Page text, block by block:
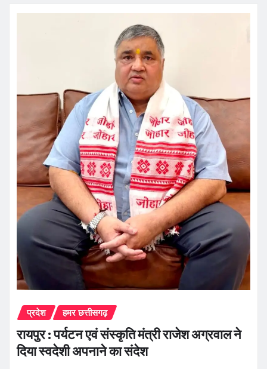
प्रदेश हमर छत्तीसगढ़
रायपुर : पर्यटन एवं संस्कृति मंत्री राजेश अग्रवाल ने
दिया स्वदेशी अपनाने का संदेश